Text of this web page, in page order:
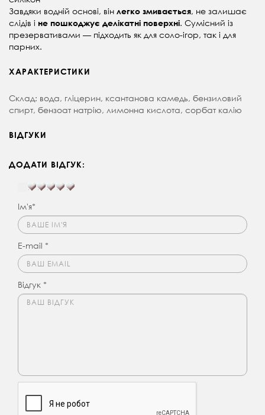
Завдяки водній основі, він легко змивається, не залишає
слідів і не пошкоджує делікатні поверхні. Сумісний із
презервативами — підходить як для соло-ігор, так і для
парних.
ХАРАКТЕРИСТИКИ
Склад: вода, гліцерин, ксантанова камедь, бензиловий
спирт, бензоат натрію, лимонна кислота, сорбат калію
ВІДГУКИ
ДОДАТИ ВІДГУК:
Ім'я*
E-mail *
Відгук *